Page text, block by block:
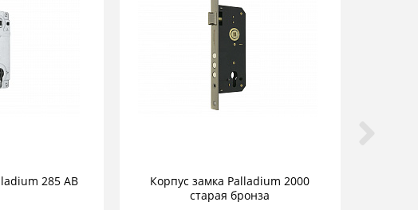
285 AB
Корпус замка Palladium 2000
старая бронза